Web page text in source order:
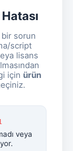
bir sorun
script
lisans
için ürün
veya